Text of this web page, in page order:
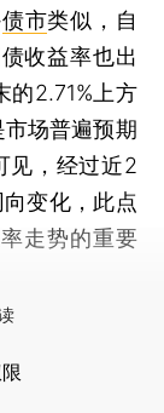
债市类似，自
收益率也出
的2.71%上方
场普遍预期
见，经过近2
变化，此点
走势的重要